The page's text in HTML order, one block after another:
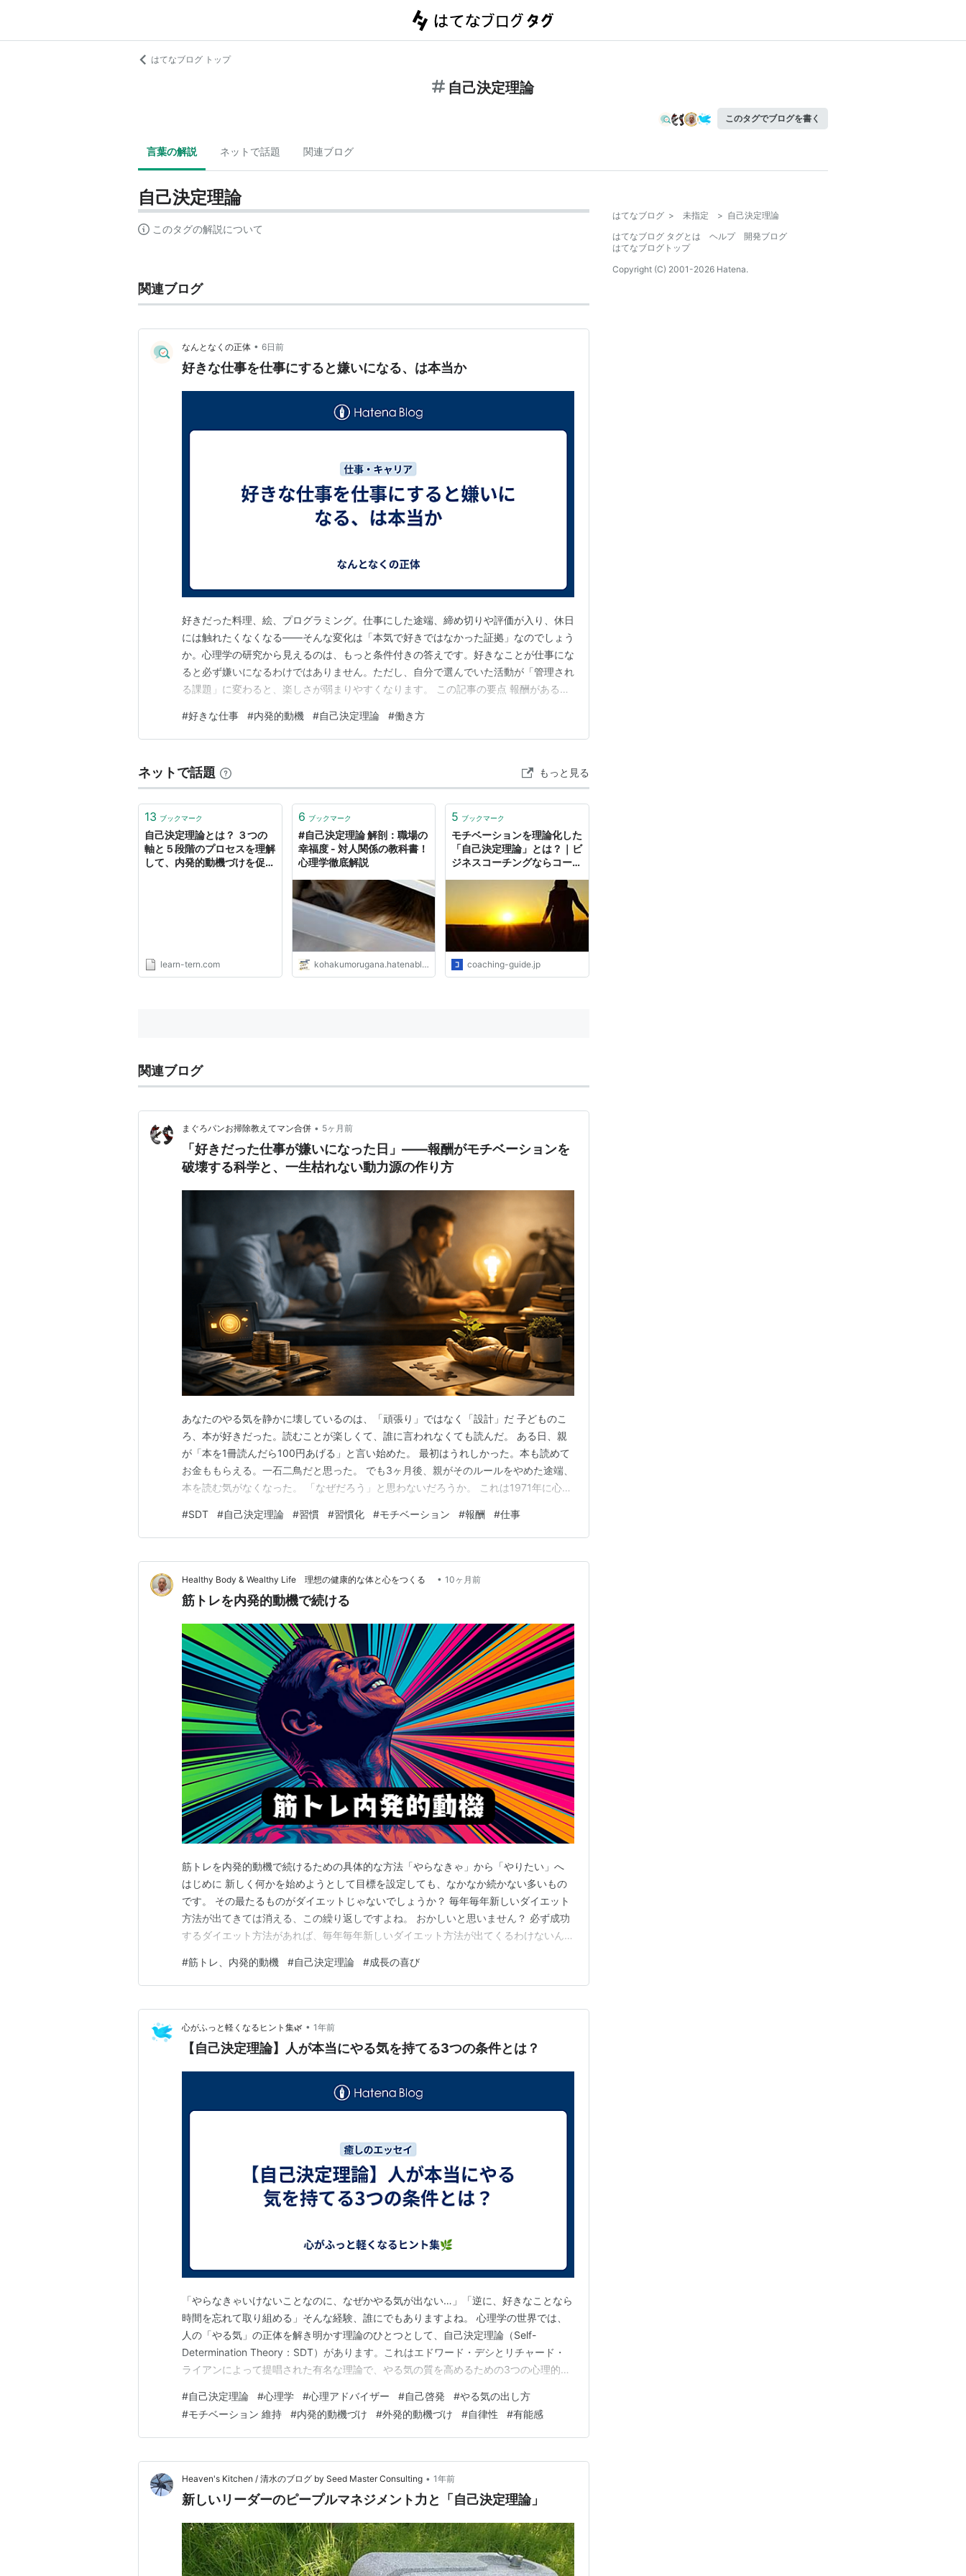
はてなブログ トップ
自己決定理論
このタグでブログを書く
言葉の解説 ネットで話題 関連ブログ
自己決定理論
このタグの解説について
関連ブログ
なんとなくの正体 • 6日前
好きな仕事を仕事にすると嫌いになる、は本当か
好きだった料理、絵、プログラミング。仕事にした途端、締め切りや評価が入り、休日
には触れたくなくなる――そんな変化は「本気で好きではなかった証拠」なのでしょう
か。心理学の研究から見えるのは、もっと条件付きの答えです。好きなことが仕事にな
ると必ず嫌いになるわけではありません。ただし、自分で選んでいた活動が「管理され
る課題」に変わると、楽しさが弱まりやすくなります。 この記事の要点 報酬があるだ
する形になること 裁量・上達感・人とのつながりを保てる仕事設計なら、内発的動機
は残りやすい 有名な「アンダーマイニング効果」とは …
#好きな仕事 #内発的動機 #自己決定理論 #働き方
ネットで話題 もっと見る
13 ブックマーク
自己決定理論とは？ ３つの
軸と５段階のプロセスを理解
して、内発的動機づけを促そ
learn-tern.com
6 ブックマーク
#自己決定理論 解剖：職場の
幸福度 - 対人関係の教科書！
心理学徹底解説
kohakumorugana.hatenablog.com
5 ブックマーク
モチベーションを理論化した
「自己決定理論」とは？｜ビ
ジネスコーチングならコーチ
coaching-guide.jp
関連ブログ
まぐろパンお掃除教えてマン合併 • 5ヶ月前
「好きだった仕事が嫌いになった日」——報酬がモチベーションを
破壊する科学と、一生枯れない動力源の作り方
あなたのやる気を静かに壊しているのは、「頑張り」ではなく「設計」だ 子どものこ
ろ、本が好きだった。読むことが楽しくて、誰に言われなくても読んだ。 ある日、親
が「本を1冊読んだら100円あげる」と言い始めた。 最初はうれしかった。本も読めて
お金ももらえる。一石二鳥だと思った。 でも3ヶ月後、親がそのルールをやめた途端、
本を読む気がなくなった。 「なぜだろう」と思わないだろうか。 これは1971年に心理
いうパズルを解かせ、一方のグループには「解くたびにお金を払う」報酬を与えた。
別のグループにはお金を払わなかった。 実験…
#SDT #自己決定理論 #習慣 #習慣化 #モチベーション #報酬 #仕事
Healthy Body & Wealthy Life 理想の健康的な体と心をつくる • 10ヶ月前
筋トレを内発的動機で続ける
筋トレを内発的動機で続けるための具体的な方法「やらなきゃ」から「やりたい」へ
はじめに 新しく何かを始めようとして目標を設定しても、なかなか続かない多いもの
です。 その最たるものがダイエットじゃないでしょうか？ 毎年毎年新しいダイエット
方法が出てきては消える、この繰り返しですよね。 おかしいと思いません？ 必ず成功
するダイエット方法があれば、毎年毎年新しいダイエット方法が出てくるわけないんで
エットに成功していないということです。 そもそも、怪しいダイエット方法だから成
功しないということもあるでしょう。 しかし、中には…
#筋トレ、内発的動機 #自己決定理論 #成長の喜び
心がふっと軽くなるヒント集🌿 • 1年前
【自己決定理論】人が本当にやる気を持てる3つの条件とは？
「やらなきゃいけないことなのに、なぜかやる気が出ない…」「逆に、好きなことなら
時間を忘れて取り組める」そんな経験、誰にでもありますよね。 心理学の世界では、
人の「やる気」の正体を解き明かす理論のひとつとして、自己決定理論（Self-
Determination Theory：SDT）があります。これはエドワード・デシとリチャード・
ライアンによって提唱された有名な理論で、やる気の質を高めるための3つの心理的欲
人が心からやる気を感じるためには、次の3つが満たされる必要があります。 自律性
（Autonomy）：自分で選んで…
#自己決定理論 #心理学 #心理アドバイザー #自己啓発 #やる気の出し方
#モチベーション 維持 #内発的動機づけ #外発的動機づけ #自律性 #有能感
Heaven's Kitchen / 清水のブログ by Seed Master Consulting • 1年前
新しいリーダーのピープルマネジメント力と「自己決定理論」
はてなブログ > 未指定 > 自己決定理論
はてなブログ タグとは
ヘルプ
開発ブログ
はてなブログトップ
Copyright (C) 2001-2026 Hatena.